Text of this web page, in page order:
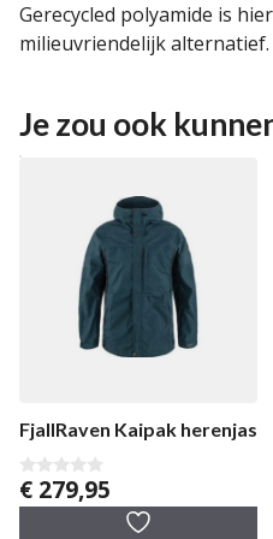
Gerecycled polyamide is
milieuvriendelijk alternatief.
Je zou ook
FjallRaven Kaipak herenjas
0
v
€ 279,95